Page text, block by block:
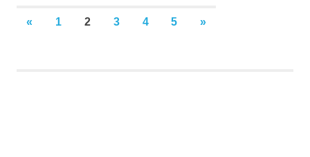
Seitennummerierung
« VORHERIGE
1 2 3 4 5
NÄCHSTE
»